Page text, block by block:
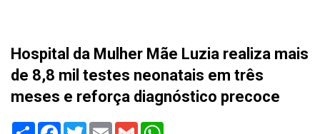
Hospital da Mulher Mãe Luzia realiza mais
de 8,8 mil testes neonatais em três
meses e reforça diagnóstico precoce
Share Facebook
TwitterEmail Gmail